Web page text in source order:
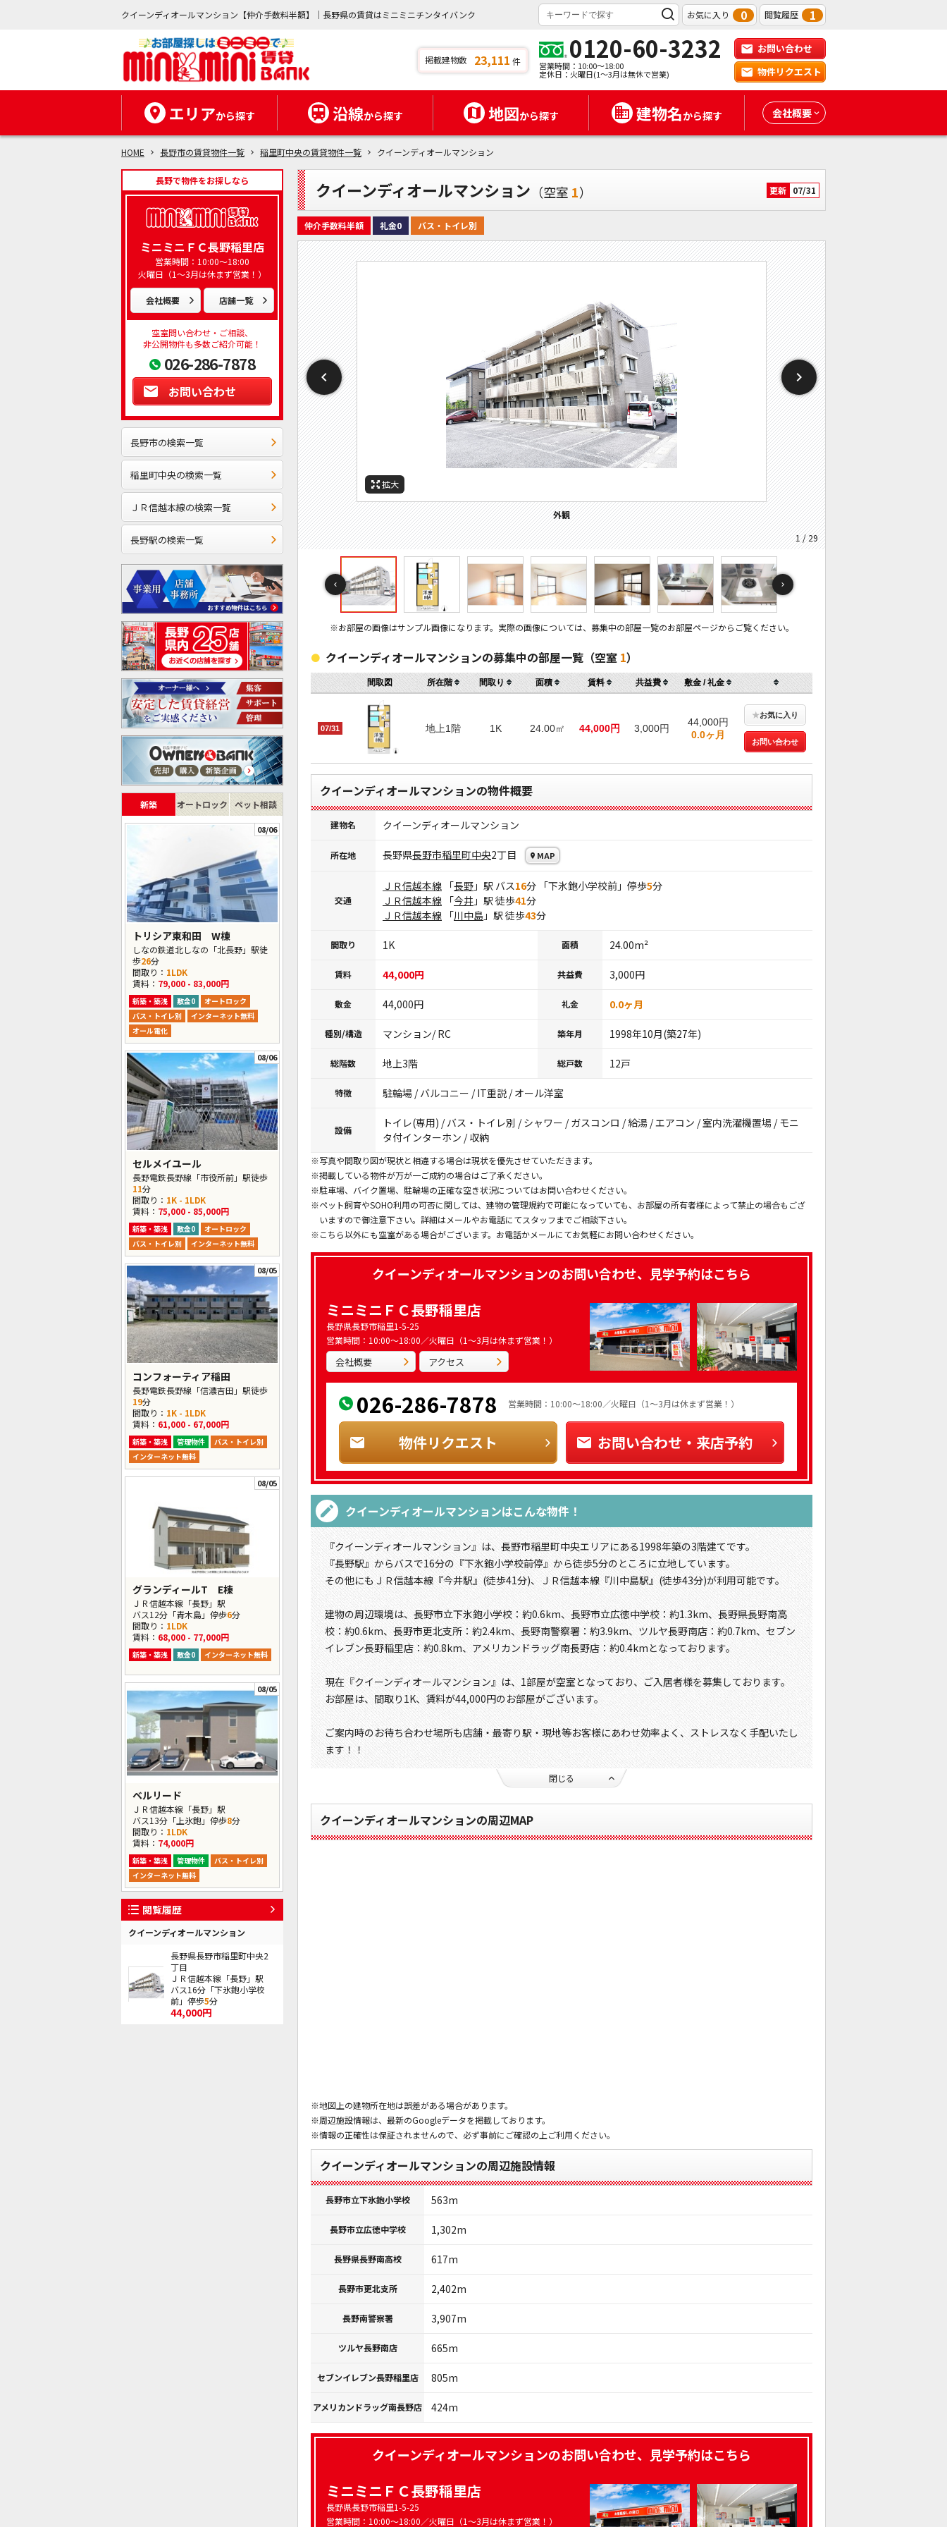
クイーンディオールマンション【仲介手数料半額】｜長野県の賃貸はミニミニチンタイバンク お気に入り 0 閲覧履歴 1
掲載建物数 23,111 件 0120-60-3232
営業時間：10:00～18:00
定休日：火曜日(1～3月は無休で営業)
お問い合わせ
物件リクエスト
エリアから探す 沿線から探す 地図から探す 建物名から探す 会社概要
HOME 長野市の賃貸物件一覧 稲里町中央の賃貸物件一覧 クイーンディオールマンション
長野で物件をお探しなら
ミニミニＦＣ長野稲里店
営業時間：10:00～18:00
火曜日（1～3月は休まず営業！）
会社概要 店舗一覧
空室問い合わせ・ご相談、
非公開物件も多数ご紹介可能！
026-286-7878
お問い合わせ
長野市の検索一覧
稲里町中央の検索一覧
ＪＲ信越本線の検索一覧
長野駅の検索一覧
新築 オートロック ペット相談
08/06
トリシア東和田 W棟
しなの鉄道北しなの「北長野」駅徒
歩26分
間取り： 1LDK
賃料： 79,000 - 83,000円
新築・築浅 敷金0
オートロック
バス・トイレ別
インターネット無料
オール電化
08/06
セルメイユール
長野電鉄長野線「市役所前」駅徒歩
11分
間取り： 1K - 1LDK
賃料： 75,000 - 85,000円
新築・築浅 敷金0
オートロック
バス・トイレ別
インターネット無料
08/05
コンフォーティア稲田
長野電鉄長野線「信濃吉田」駅徒歩
19分
間取り： 1K - 1LDK
賃料： 61,000 - 67,000円
新築・築浅 管理物件
バス・トイレ別
インターネット無料
08/05
グランディールT E棟
ＪＲ信越本線「長野」駅
バス12分「青木島」停歩6分
間取り： 1LDK
賃料： 68,000 - 77,000円
新築・築浅 敷金0 インターネット無料
08/05
ベルリード
ＪＲ信越本線「長野」駅
バス13分「上氷鉋」停歩8分
間取り： 1LDK
賃料： 74,000円
新築・築浅 管理物件
バス・トイレ別
インターネット無料
閲覧履歴
クイーンディオールマンション
長野県長野市稲里町中央2
丁目
ＪＲ信越本線「長野」駅
バス16分「下氷鉋小学校
前」停歩5分
44,000円
クイーンディオールマンション （空室 1） 更新 07/31
仲介手数料半額 礼金0 バス・トイレ別
拡大
外観
1 / 29
拡大
間取
間取り
拡大
居間
拡大
居間
拡大
居間
拡大
キッチン
拡大
キッチン
拡大
キッチン
拡大
寝室
拡大
寝室
拡大
風呂
拡大
風呂
拡大
トイレ
拡大
トイレ
拡大
収納
拡大
バルコニー
拡大
設備
拡大
玄関
拡大
玄関
拡大
眺望
拡大
その他画像
拡大
その他画像
拡大
セキュリティ
拡大
周辺施設：ドラックストア
拡大
周辺施設：コンビニ
拡大
周辺施設：スーパー
拡大
周辺施設：高校・高専
拡大
周辺施設：中学校
学区はご確認ください。
拡大
周辺施設：小学校
学区はご確認ください。
※お部屋の画像はサンプル画像になります。実際の画像については、募集中の部屋一覧のお部屋ページからご覧ください。
クイーンディオールマンションの募集中の部屋一覧（空室 1）
間取図 所在階 間取り 面積 賃料 共益費 敷金 / 礼金
07/31 地上1階 1K 24.00㎡ 44,000円 3,000円
44,000円
0.0ヶ月
★お気に入り
お問い合わせ
クイーンディオールマンションの物件概要
建物名 クイーンディオールマンション
所在地 長野県長野市稲里町中央2丁目 MAP
交通
ＪＲ信越本線 「長野 」駅 バス16分 「下氷鉋小学校前」停歩5分
ＪＲ信越本線 「今井 」駅 徒歩41分
ＪＲ信越本線 「川中島 」駅 徒歩43分
間取り 1K 面積 24.00m²
賃料 44,000円 共益費 3,000円
敷金 44,000円 礼金 0.0ヶ月
種別/構造 マンション/ RC 築年月 1998年10月(築27年)
総階数 地上3階 総戸数 12戸
特徴 駐輪場 / バルコニー / IT重説 / オール洋室
設備
トイレ(専用) / バス・トイレ別 / シャワー / ガスコンロ / 給湯 / エアコン / 室内洗濯機置場 / モニ
タ付インターホン / 収納
※写真や間取り図が現状と相違する場合は現状を優先させていただきます。
※掲載している物件が万が一ご成約の場合はご了承ください。
※駐車場、バイク置場、駐輪場の正確な空き状況についてはお問い合わせください。
※ペット飼育やSOHO利用の可否に関しては、建物の管理規約で可能になっていても、お部屋の所有者様によって禁止の場合もござ
いますので御注意下さい。詳細はメールやお電話にてスタッフまでご相談下さい。
※こちら以外にも空室がある場合がございます。お電話かメールにてお気軽にお問い合わせください。
クイーンディオールマンションのお問い合わせ、見学予約はこちら
ミニミニＦＣ長野稲里店
長野県長野市稲里1-5-25
営業時間：10:00～18:00／火曜日（1～3月は休まず営業！）
会社概要 アクセス
026-286-7878 営業時間：10:00～18:00／火曜日（1～3月は休まず営業！）
物件リクエスト お問い合わせ・来店予約
クイーンディオールマンションはこんな物件！
『クイーンディオールマンション』は、長野市稲里町中央エリアにある1998年築の3階建てです。
『長野駅』からバスで16分の『下氷鉋小学校前停』から徒歩5分のところに立地しています。
その他にもＪＲ信越本線『今井駅』(徒歩41分)、ＪＲ信越本線『川中島駅』(徒歩43分)が利用可能です。
建物の周辺環境は、長野市立下氷鉋小学校：約0.6km、長野市立広徳中学校：約1.3km、長野県長野南高
校：約0.6km、長野市更北支所：約2.4km、長野南警察署：約3.9km、ツルヤ長野南店：約0.7km、セブン
イレブン長野稲里店：約0.8km、アメリカンドラッグ南長野店：約0.4kmとなっております。
現在『クイーンディオールマンション』は、1部屋が空室となっており、ご入居者様を募集しております。
お部屋は、間取り1K、賃料が44,000円のお部屋がございます。
ご案内時のお待ち合わせ場所も店舗・最寄り駅・現地等お客様にあわせ効率よく、ストレスなく手配いたし
ます！！
閉じる
クイーンディオールマンションの周辺MAP
※地図上の建物所在地は誤差がある場合があります。
※周辺施設情報は、最新のGoogleデータを掲載しております。
※情報の正確性は保証されませんので、必ず事前にご確認の上ご利用ください。
クイーンディオールマンションの周辺施設情報
長野市立下氷鉋小学校 563m
長野市立広徳中学校 1,302m
長野県長野南高校 617m
長野市更北支所 2,402m
長野南警察署 3,907m
ツルヤ長野南店 665m
セブンイレブン長野稲里店 805m
アメリカンドラッグ南長野店 424m
クイーンディオールマンションのお問い合わせ、見学予約はこちら
ミニミニＦＣ長野稲里店
長野県長野市稲里1-5-25
営業時間：10:00～18:00／火曜日（1～3月は休まず営業！）